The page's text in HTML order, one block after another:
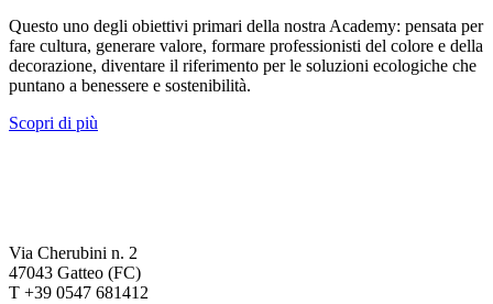
Questo uno degli obiettivi primari della nostra Academy: pensata per
fare cultura, generare valore, formare professionisti del colore e della
decorazione, diventare il riferimento per le soluzioni ecologiche che
puntano a benessere e sostenibilità.
Scopri di più
Via Cherubini n. 2
47043 Gatteo (FC)
T +39 0547 681412